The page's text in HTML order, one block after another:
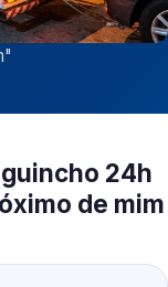
"
24h
de mim